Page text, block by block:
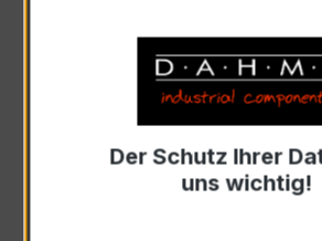
Auswahl zurücksetzen
35015
Der Schutz Ihrer
uns wichtig!